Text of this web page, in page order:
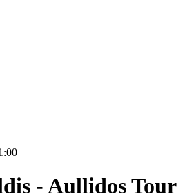
- Aullidos Tour